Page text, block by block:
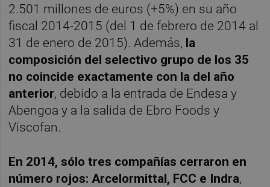
2.501 millones de euros (+5%) en su año
fiscal 2014-2015 (del 1 de febrero de 2014 al
31 de enero de 2015). Además, la
composición del selectivo grupo de los 35
no coincide exactamente con la del año
anterior, debido a la entrada de Endesa y
Abengoa y a la salida de Ebro Foods y
Viscofan.
En 2014, sólo tres compañías cerraron en
número rojos: Arcelormittal, FCC e Indra,